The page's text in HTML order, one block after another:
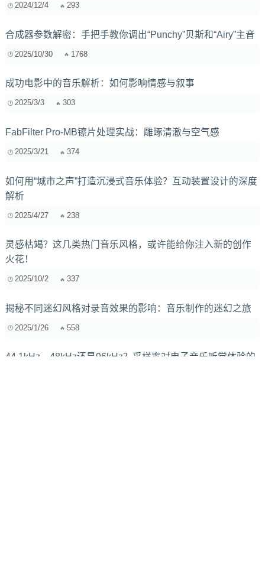
2024/12/4 293
合成器参数解密：手把手教你调出“Punchy”贝斯和“Airy”主音
2025/10/30 1768
成功电影中的音乐解析：如何影响情感与叙事
2025/3/3 303
FabFilter Pro-MB镲片处理实战：雕琢清澈与空气感
2025/3/21 374
如何用“城市之声”打造沉浸式音乐体验？互动装置设计的深度
解析
2025/4/27 238
灵感枯竭？这几类热门音乐风格，或许能给你注入新的创作
火花！
2025/10/2 337
揭秘不同迷幻风格对录音效果的影响：音乐制作的迷幻之旅
2025/1/26 558
44.1kHz、48kHz还是96kHz？采样率对电子音乐听觉体验的